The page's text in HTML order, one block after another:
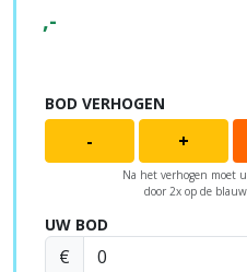
,-
BOD VERHOGEN
- +
Na het verhogen moet
door 2x op de
UW BOD
€